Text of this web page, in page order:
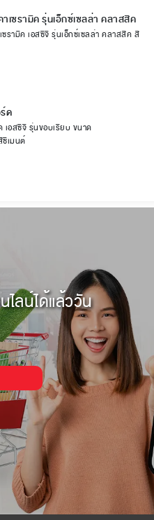
าเซรามิค รุ่นเอ็กซ์เซลล่า คลาสสิค
ซรามิค เอสซีจี รุ่นเอ็กซ์เซลล่า คลาสสิค สี
ด
อสซีจี รุ่นขอบเรียบ ขนาด
เมนต์
ลน์ได้แล้ววัน